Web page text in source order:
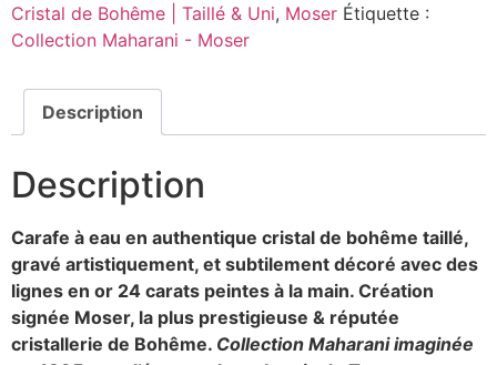
Cristal de Bohême | Taillé & Uni, Moser Étiquette :
Collection Maharani - Moser
Description
Description
Carafe à eau en authentique cristal de bohême taillé,
gravé artistiquement, et subtilement décoré avec des
lignes en or 24 carats peintes à la main. Création
signée Moser, la plus prestigieuse & réputée
cristallerie de Bohême. Collection Maharani imaginée